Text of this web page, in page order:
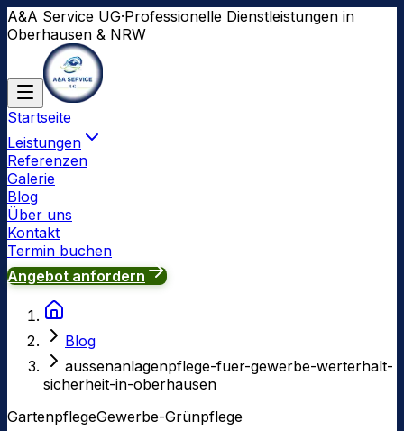
A&A Service UG·Professionelle Dienstleistungen in
Oberhausen & NRW
Startseite
Leistungen
Referenzen
Galerie
Blog
Über uns
Kontakt
Termin buchen
Angebot anfordern
Blog
aussenanlagenpflege-fuer-gewerbe-werterhalt-
sicherheit-in-oberhausen
GartenpflegeGewerbe-Grünpflege